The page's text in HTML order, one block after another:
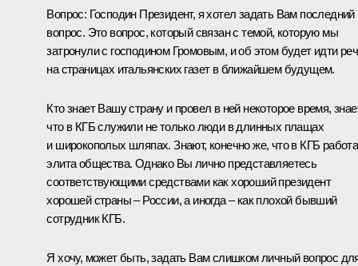
Вопрос: Господин Президент, я хотел задать Вам последний
вопрос. Это вопрос, который связан с темой, которую мы
затронули с господином Громовым, и об этом будет идти
на страницах итальянских газет в ближайшем будущем.
Кто знает Вашу страну и провел в ней некоторое время,
что в КГБ служили не только люди в длинных плащах
и широкополых шляпах. Знают, конечно же, что в КГБ
элита общества. Однако Вы лично представляетесь
соответствующими средствами как хороший президент
хорошей страны – России, а иногда – как плохой бывший
сотрудник КГБ.
Я хочу, может быть, задать Вам слишком личный вопрос